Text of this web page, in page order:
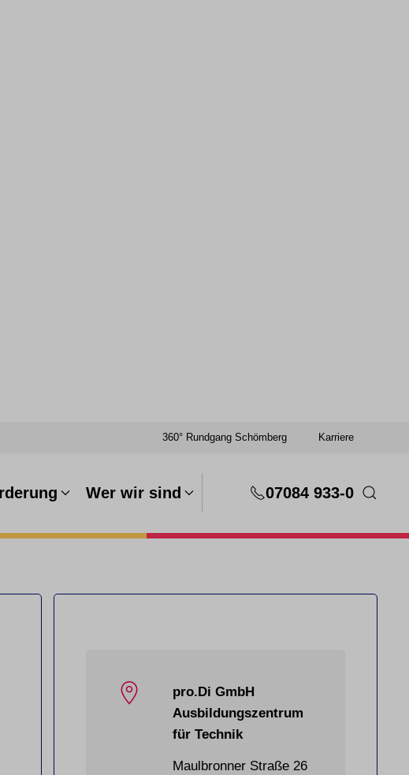
360° Rundgang Schömberg Karriere
Wer wir sind 07084 933-0
pro.Di GmbH
Ausbildungszentrum
für Technik
Maulbronner Straße 26